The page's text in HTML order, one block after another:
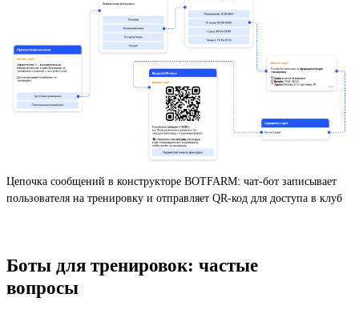
Цепочка сообщений в конструкторе BOTFARM: чат-бот записывает
пользователя на тренировку и отправляет QR-код для доступа в клуб
Боты для тренировок: частые
вопросы